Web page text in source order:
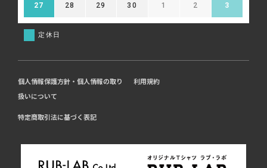
27 28 29 30 1 2 3
定休日
個人情報保護方針・個人情報の取り
扱いについて
利用規約
特定商取引法に基づく表記